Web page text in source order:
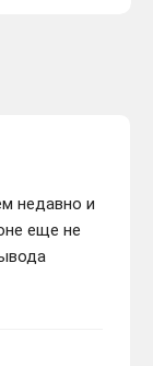
недавно и
еще не